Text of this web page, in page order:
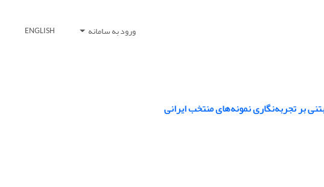
ورود به سامانه ENGLISH
بر تجربه‌نگاری نمونه‌های منتخب ایرانی